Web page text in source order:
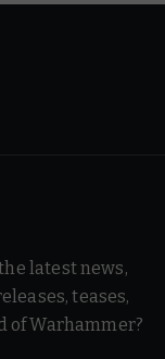
latest news,
teases,
of Warhammer?